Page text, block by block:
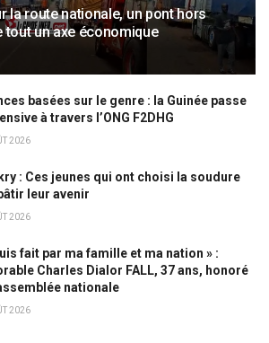
la route nationale, un pont hors
tout un axe économique
basées sur le genre : la Guinée passe
à travers l’ONG F2DHG
2026
: Ces jeunes qui ont choisi la soudure
leur avenir
2026
fait par ma famille et ma nation » :
Charles Dialor FALL, 37 ans, honoré
nationale
2026